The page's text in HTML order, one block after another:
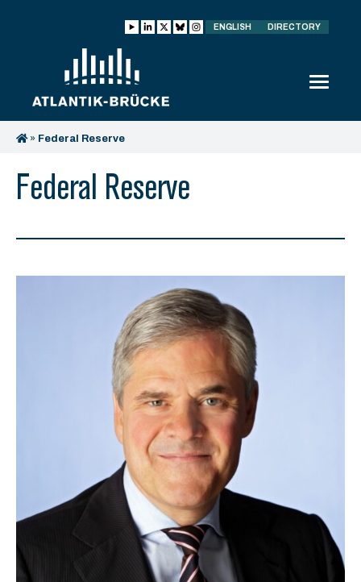
ENGLISH DIRECTORY
» Federal Reserve
Federal Reserve